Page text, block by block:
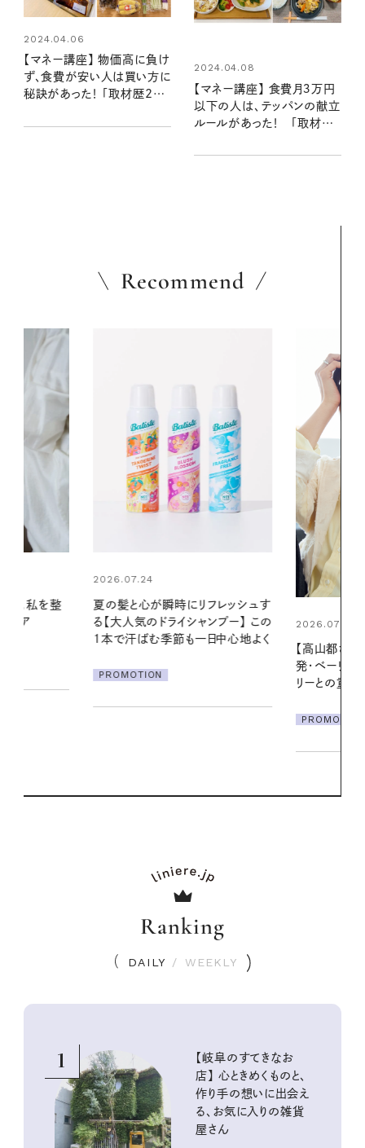
2024.04.06
【マネー講座】 物価高に負け
ず、食費が安い人は買い方に
秘訣があった！ 「取材歴20
た！⑤」
2024.04.08
【マネー講座】 食費月３万円
以下の人は、テッパンの献立
ルールがあった！ 「取材歴
見た！⑥」
Recommend
レッシュす
プー】 この
2026.07.21
リーとの重ねづけも素敵な大人の
2026.06.01
の一日。汗ば
PROMOTION
Ranking
DAILY / WEEKLY
1
【岐阜のすてきなお
店】 心ときめくものと、
作り手の想いに出会え
る、お気に入りの雑貨
屋さん